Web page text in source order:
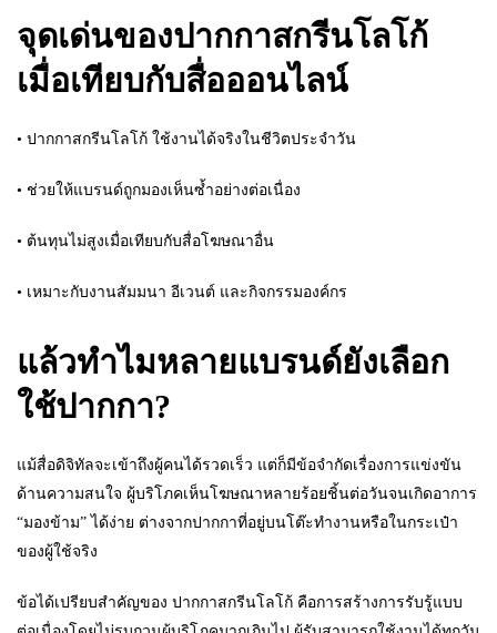
จุดเด่นของปากกาสกรีนโลโก้
เมื่อเทียบกับสื่อออนไลน์
• ปากกาสกรีนโลโก้ ใช้งานได้จริงในชีวิตประจำวัน
• ช่วยให้แบรนด์ถูกมองเห็นซ้ำอย่างต่อเนื่อง
• ต้นทุนไม่สูงเมื่อเทียบกับสื่อโฆษณาอื่น
• เหมาะกับงานสัมมนา อีเวนต์ และกิจกรรมองค์กร
แล้วทำไมหลายแบรนด์ยังเลือก
ใช้ปากกา?
แม้สื่อดิจิทัลจะเข้าถึงผู้คนได้รวดเร็ว แต่ก็มีข้อจำกัดเรื่องการแข่งขัน
ด้านความสนใจ ผู้บริโภคเห็นโฆษณาหลายร้อยชิ้นต่อวันจนเกิดอาการ
“มองข้าม” ได้ง่าย ต่างจากปากกาที่อยู่บนโต๊ะทำงานหรือในกระเป๋า
ของผู้ใช้จริง
ข้อได้เปรียบสำคัญของ ปากกาสกรีนโลโก้ คือการสร้างการรับรู้แบบ